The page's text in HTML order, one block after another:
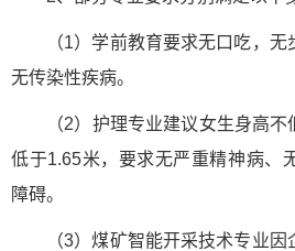
（1）学前教育要求无口吃，无
无传染性疾病。
（2）护理专业建议女生身高
低于1.65米，要求无严重精神病、
障碍。
（3）煤矿智能开采技术专业